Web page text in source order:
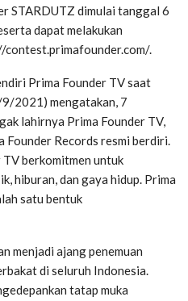
STARDUTZ dimulai tanggal 6
dapat melakukan
.
Prima Founder TV saat
2021) mengatakan, 7
lahirnya Prima Founder TV,
Founder Records resmi berdiri.
berkomitmen untuk
hiburan, dan gaya hidup. Prima
satu bentuk
menjadi ajang penemuan
di seluruh Indonesia.
tatap muka